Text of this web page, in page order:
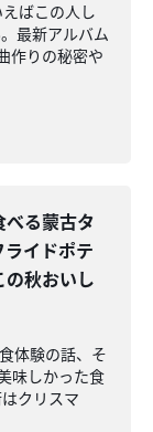
ばこの人し
最新アルバム
作りの秘密や
る蒙古タ
イドポテ
の秋おいし
体験の話、そ
味しかった食
クリスマ